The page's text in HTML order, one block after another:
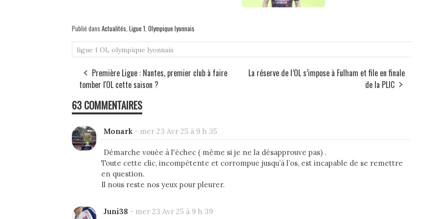
Publié dans Actualités, Ligue 1, Olympique lyonnais
ligue 1 OL olympique lyonnais
Première Ligue : Nantes, premier club à faire
tomber l'OL cette saison ?
La réserve de l’OL s’impose à Fulham et file en finale
de la PLIC
63 COMMENTAIRES
Monark - mer 23 Avr 25 à 9 h 35
Démarche vouée à l'échec ( même si je ne la désapprouve pas) .
Toute cette clic, incompétente et corrompue jusqu’à l’os, est incapable de se remettre
en question.
Il nous reste nos yeux pour pleurer.
Juni38 - mer 23 Avr 25 à 9 h 39